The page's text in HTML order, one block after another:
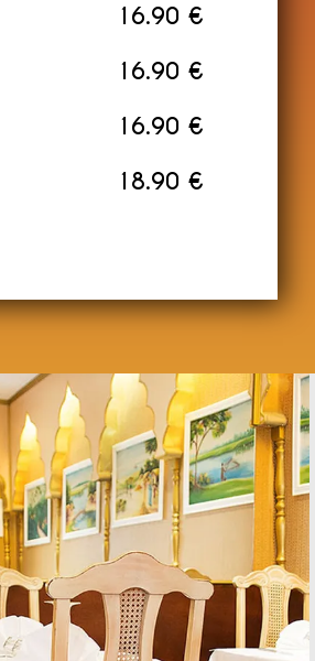
16.90 €
16.90 €
16.90 €
18.90 €